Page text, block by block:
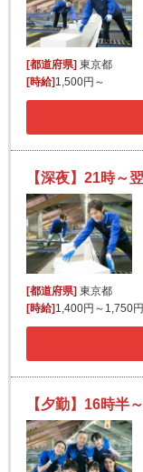
[都道府県] 東京都
[時給] 1,500円～
[都道府県] 東京都
[時給] 1,400円～1,750円